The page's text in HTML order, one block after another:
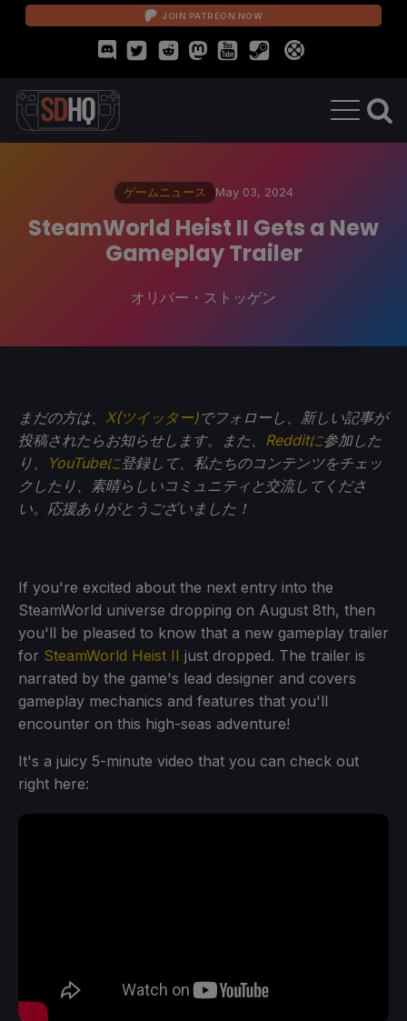
JOIN PATREON NOW
ゲームニュース May 03, 2024
SteamWorld Heist II Gets a New
Gameplay Trailer
オリバー・ストッゲン
まだの方は、 X(ツイッター)でフォローし、新しい記事が
投稿されたらお知らせします。また、 Redditに参加した
り、
YouTubeに登録して、私たちのコンテンツをチェッ
クしたり、素晴らしいコミュニティと交流してくださ
い。応援ありがとうございました！
If you're excited about the next entry into the
SteamWorld universe dropping on August 8th, then
you'll be pleased to know that a new gameplay trailer
for SteamWorld Heist II just dropped. The trailer is
narrated by the game's lead designer and covers
gameplay mechanics and features that you'll
encounter on this high-seas adventure!
It's a juicy 5-minute video that you can check out
right here: